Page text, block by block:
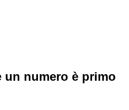
un numero è primo